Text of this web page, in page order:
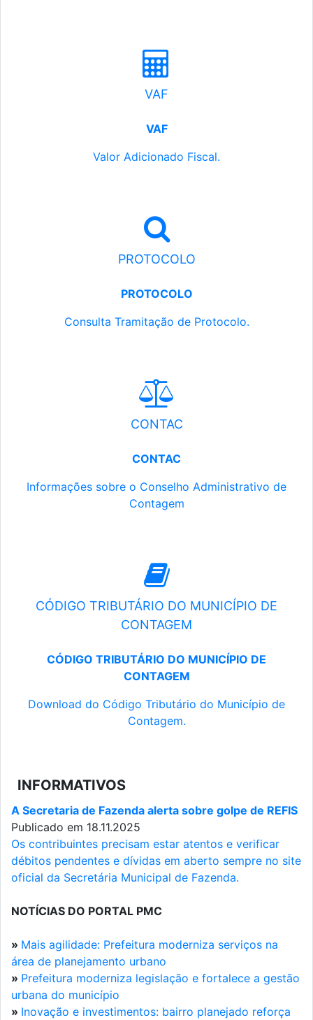
VAF
VAF
Valor Adicionado Fiscal.
PROTOCOLO
PROTOCOLO
Consulta Tramitação de Protocolo.
CONTAC
CONTAC
Informações sobre o Conselho Administrativo de
Contagem
CÓDIGO TRIBUTÁRIO DO MUNICÍPIO DE
CONTAGEM
CÓDIGO TRIBUTÁRIO DO MUNICÍPIO DE
CONTAGEM
Download do Código Tributário do Município de
Contagem.
INFORMATIVOS
A Secretaria de Fazenda alerta sobre golpe de REFIS
Publicado em 18.11.2025
Os contribuintes precisam estar atentos e verificar
débitos pendentes e dívidas em aberto sempre no site
oficial da Secretária Municipal de Fazenda.
NOTÍCIAS DO PORTAL PMC
» Mais agilidade: Prefeitura moderniza serviços na
área de planejamento urbano
» Prefeitura moderniza legislação e fortalece a gestão
urbana do município
» Inovação e investimentos: bairro planejado reforça